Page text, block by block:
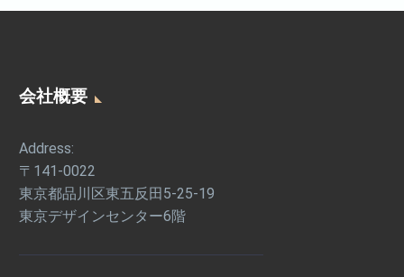
会社概要
Address:
〒141-0022
東京都品川区東五反田5-25-19
東京デザインセンター6階